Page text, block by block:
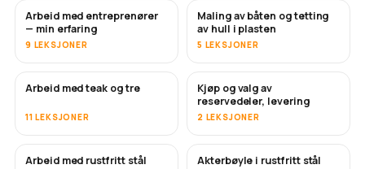
SNART
Arbeid med entreprenører
— min erfaring
9 LEKSJONER
SNART
Maling av båten og tetting
av hull i plasten
5 LEKSJONER
Arbeid med teak og tre
11 LEKSJONER
SNART
Kjøp og valg av
reservedeler, levering
2 LEKSJONER
SNART
Arbeid med rustfritt stål Akterbøyle i rustfritt stål